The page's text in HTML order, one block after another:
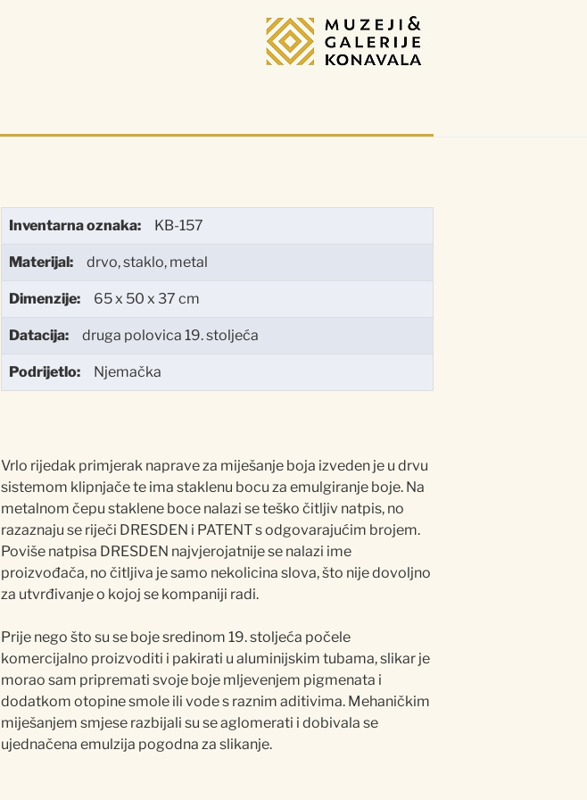
Inventarna oznaka: KB-157
Materijal: drvo, staklo, metal
Dimenzije: 65 x 50 x 37 cm
Datacija: druga polovica 19. stoljeća
Podrijetlo: Njemačka
Vrlo rijedak primjerak naprave za miješanje boja izveden je u drvu
sistemom klipnjače te ima staklenu bocu za emulgiranje boje. Na
metalnom čepu staklene boce nalazi se teško čitljiv natpis, no
razaznaju se riječi DRESDEN i PATENT s odgovarajućim brojem.
Poviše natpisa DRESDEN najvjerojatnije se nalazi ime
proizvođača, no čitljiva je samo nekolicina slova, što nije dovoljno
za utvrđivanje o kojoj se kompaniji radi.
Prije nego što su se boje sredinom 19. stoljeća počele
komercijalno proizvoditi i pakirati u aluminijskim tubama, slikar je
morao sam pripremati svoje boje mljevenjem pigmenata i
dodatkom otopine smole ili vode s raznim aditivima. Mehaničkim
miješanjem smjese razbijali su se aglomerati i dobivala se
ujednačena emulzija pogodna za slikanje.